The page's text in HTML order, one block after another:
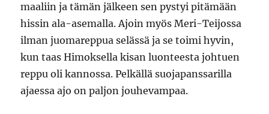
maaliin ja tämän jälkeen sen pystyi pitämään
hissin ala-asemalla. Ajoin myös Meri-Teijossa
ilman juomareppua selässä ja se toimi hyvin,
kun taas Himoksella kisan luonteesta johtuen
reppu oli kannossa. Pelkällä suojapanssarilla
ajaessa ajo on paljon jouhevampaa.